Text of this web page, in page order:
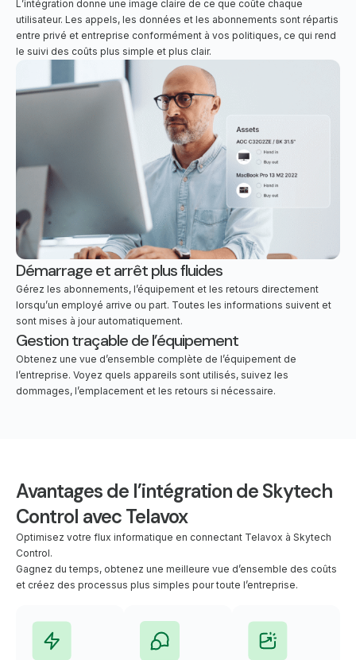
L’intégration donne une image claire de ce que coûte chaque
utilisateur. Les appels, les données et les abonnements sont répartis
entre privé et entreprise conformément à vos politiques, ce qui rend
le suivi des coûts plus simple et plus clair.
Démarrage et arrêt plus fluides
Gérez les abonnements, l’équipement et les retours directement
lorsqu’un employé arrive ou part. Toutes les informations suivent et
sont mises à jour automatiquement.
Gestion traçable de l’équipement
Obtenez une vue d’ensemble complète de l’équipement de
l’entreprise. Voyez quels appareils sont utilisés, suivez les
dommages, l’emplacement et les retours si nécessaire.
Avantages de l’intégration de Skytech
Control avec Telavox
Optimisez votre flux informatique en connectant Telavox à Skytech
Control.
Gagnez du temps, obtenez une meilleure vue d’ensemble des coûts
et créez des processus plus simples pour toute l’entreprise.